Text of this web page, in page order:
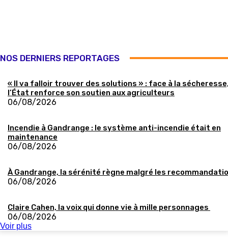
NOS DERNIERS REPORTAGES
« Il va falloir trouver des solutions » : face à la
l’État renforce son soutien aux agriculteurs
06/08/2026
Incendie à Gandrange : le système anti-incendie était en
maintenance
06/08/2026
À Gandrange, la sérénité règne malgré les
06/08/2026
Claire Cahen, la voix qui donne vie à mille personnages
06/08/2026
Voir plus